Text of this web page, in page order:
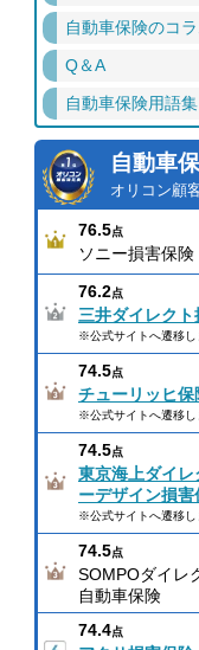
自動車保険のコ
Q＆A
自動車保険用語集
自動車
オリコン顧
76.5点
ソニー損害保険
76.2点
三井ダイレクト
※公式サイトへ遷移し
74.5点
チューリッヒ保
※公式サイトへ遷移し
74.5点
東京海上ダイレ
ーデザイン損害
※公式サイトへ遷移し
74.5点
SOMPOダイレ
自動車保険
74.4点